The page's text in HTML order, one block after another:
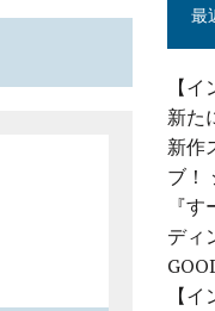
最
【
新た
新作
ブ！
『
ディ
【